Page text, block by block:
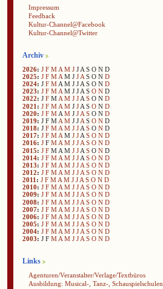
Impressum
Feedback
Kultur-Channel@Facebook
Kultur-Channel@Twitter
Archiv
2026: J F M A M J J A S O N D
2025: J F M A M J J A S O N D
2024: J F M A M J J A S O N D
2023: J F M A M J J A S O N D
2022: J F MA M J JA S O N D
2021 : J F M A M J J A S O N D
2020: J F M A M J J A S O N D
2019: J F M A M J J A S O N D
2018: J F M A M J J A S O N D
2017: J F M A M J J A S O N D
2016: J F M A M J J A S O N D
2015: J F M A M J J A S O N D
2014: J F M A M J J A S O N D
2013: J F M A M J J A S O N D
2012: J F M A M J J A S O N D
2011 : J F M A M J J A S O N D
2010: J F M A M J J A S O N D
2009: J F MA M J JA S O N D
2008: J F M A M J J A S O N D
2007: J F M A M J J A S O N D
2006: J F M A M J J A S O N D
2005: J F M A M J J A S O N D
2004: J F M A M J J A S O N D
2003: J F M A M J J A S O N D
Links
Agenturen/Veranstalter/Verlage/Textbüros
Ausbildung: Musical-, Tanz-, Schauspielschulen